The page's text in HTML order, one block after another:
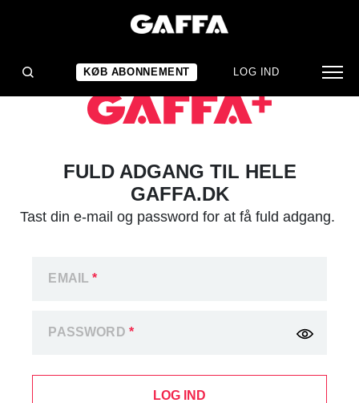
KØB ABONNEMENT LOG IND
FULD ADGANG TIL HELE
GAFFA.DK
Tast din e-mail og password for at få fuld adgang.
EMAIL*
PASSWORD *
LOG IND